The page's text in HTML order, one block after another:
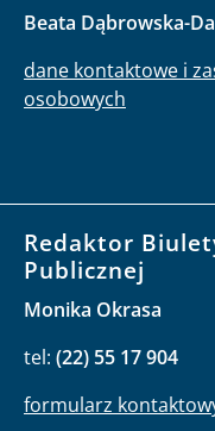
Beata Dąbrowska-
dane kontaktowe i
osobowych
Redaktor
Publicznej
Monika Okrasa
tel: (22) 55 17 904
formularz